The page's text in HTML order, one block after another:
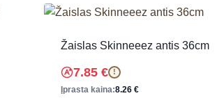
Žaislas Skinneeez antis 36cm
7.85 € !
Įprasta kaina:8.26 €